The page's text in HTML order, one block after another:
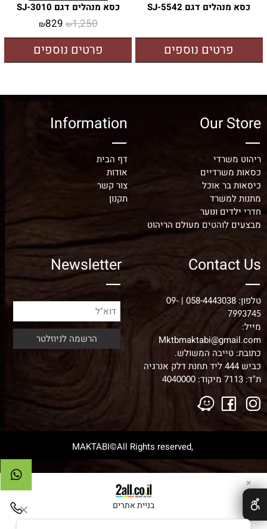
כסא מנהלים דגם SJ-5542
פרטים נוספים
כסא מנהלים דגם SJ-3010
₪1,250
₪829
פרטים נוספים
Our Store
ריהוט משרדי
כסאות משרדיים
כיסאות בר אוכל
מתנות למשרד
חדרי ילדים ונוער
מבצעים לוהטים מעולם הריהוט
Information
דף הבית
אודות
צור קשר
תקנון
Contact Us
טלפון: 058-4443038
|
09-
7993745
מייל:
Mktbmaktabi@gmail.com
כתובת: טייבה המשולש.
כביש 444 ליד תחנת דלק אנרגיה
ת"ד: 7113 מיקוד:
4040000
Newsletter
,MAKTABI©All Rights reserved
בניית אתרים
✕